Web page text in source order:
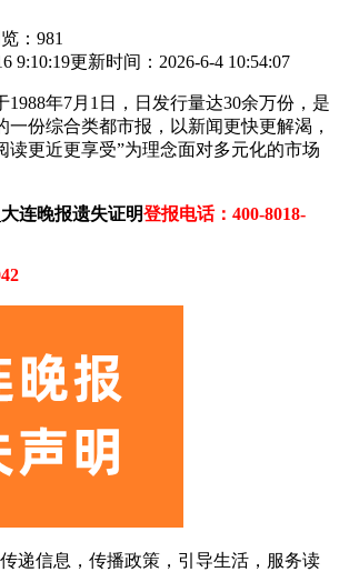
：981
9:10:19更新时间：2026-6-4 10:54:07
1988年7月1日，日发行量达30余万份，是
一份综合类都市报，以新闻更快更解渴，
读更近更享受”为理念面对多元化的市场
连晚报遗失证明登报电话：400-8018-
递信息，传播政策，引导生活，服务读